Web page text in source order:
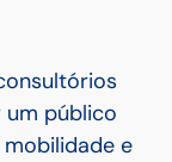
público
e